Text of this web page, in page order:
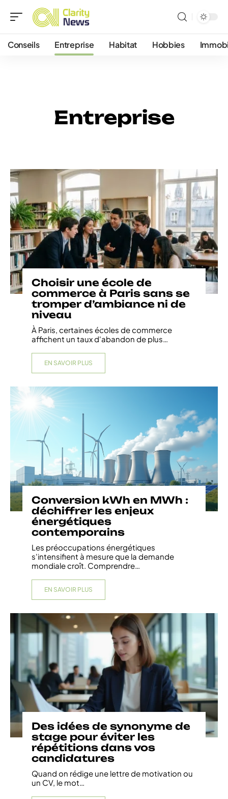
Conseils Entreprise Habitat Hobbies
Entreprise
Choisir une école de
commerce à Paris sans se
tromper d’ambiance ni de
niveau
À Paris, certaines écoles de commerce
affichent un taux d'abandon de plus
EN SAVOIR PLUS
Conversion kWh en MWh :
déchiffrer les enjeux
énergétiques
contemporains
Les préoccupations énergétiques
s'intensifient à mesure que la demande
mondiale croît. Comprendre
EN SAVOIR PLUS
Des idées de synonyme de
stage pour éviter les
répétitions dans vos
candidatures
Quand on rédige une lettre de motivation ou
un CV, le mot…